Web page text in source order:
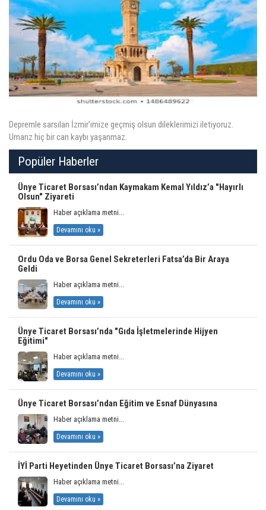
ÜYELER
MEVZUAT
KVKK
İLETIŞIM
Depremle sarsılan İzmir'imize geçmiş olsun dileklerimizi iletiyoruz.
Umarız hiç bir can kaybı yaşanmaz.
Popüler Haberler
Ünye Ticaret Borsası’ndan Kaymakam Kemal Yıldız’a "Hayırlı
Olsun" Ziyareti
Haber açıklama metni...
Devamını oku »
Ordu Oda ve Borsa Genel Sekreterleri Fatsa’da Bir Araya
Geldi
Haber açıklama metni...
Devamını oku »
Ünye Ticaret Borsası’nda "Gıda İşletmelerinde Hijyen
Eğitimi"
Haber açıklama metni...
Devamını oku »
Ünye Ticaret Borsası’ndan Eğitim ve Esnaf Dünyasına
Haber açıklama metni...
Devamını oku »
İYİ Parti Heyetinden Ünye Ticaret Borsası’na Ziyaret
Haber açıklama metni...
Devamını oku »